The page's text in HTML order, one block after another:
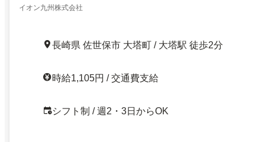
イオン九州株式会社
長崎県 佐世保市 大塔町 / 大塔駅 徒歩2分
時給1,105円 / 交通費支給
シフト制 / 週2・3日からOK